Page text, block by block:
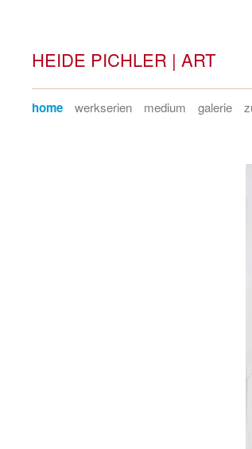
HEIDE PICHLER | ART
home werkserien medium galerie